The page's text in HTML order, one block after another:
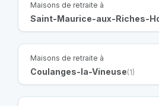
Maisons de retraite à
Saint-Maurice-aux-Riches-
Maisons de retraite à
Coulanges-la-Vineuse(1)